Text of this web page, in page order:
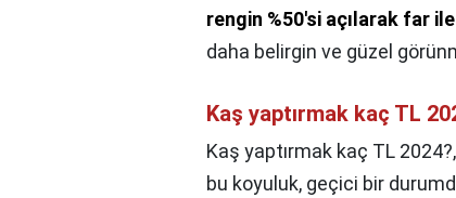
rengin %50'si açılarak far
daha belirgin ve güzel
Kaş yaptırmak kaç TL
Kaş yaptırmak kaç TL 2024?,
bu koyuluk, geçici bir